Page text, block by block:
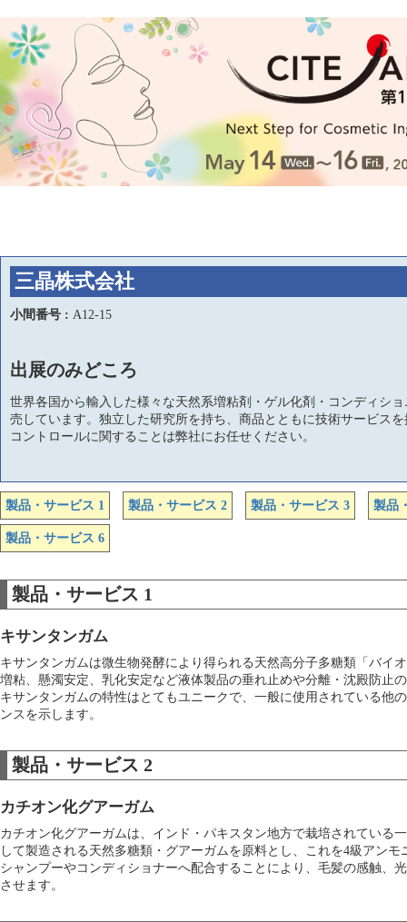
三晶株式会社
小間番号 : A12-15
出展のみどころ
世界各国から輸入した様々な天然系増粘剤・ゲル化剤・コンディシ
売しています。独立した研究所を持ち、商品とともに技術サービス
コントロールに関することは弊社にお任せください。
製品・サービス 1 製品・サービス 2 製品・サービス 3 製品
製品・サービス 6
製品・サービス 1
キサンタンガム
キサンタンガムは微生物発酵により得られる天然高分子多糖類「バイ
増粘、懸濁安定、乳化安定など液体製品の垂れ止めや分離・沈殿防止
キサンタンガムの特性はとてもユニークで、一般に使用されている他
ンスを示します。
製品・サービス 2
カチオン化グアーガム
カチオン化グアーガムは、インド・パキスタン地方で栽培されている
して製造される天然多糖類・グアーガムを原料とし、これを4級アン
シャンプーやコンディショナーへ配合することにより、毛髪の感触、
させます。